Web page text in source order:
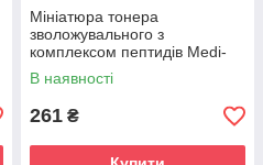
Мініатюра тонера
зволожувального з
комплексом пептидів Medi-
Peel Peptide 9 Aqua Essence
Toner 30 ml
В наявності
261 ₴